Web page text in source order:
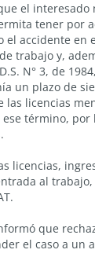
el interesado
tener por
el accidente en
trabajo y,
N° 3, de
un plazo de
las licencias
término, por
licencias,
al trabajo,
que
el caso a un